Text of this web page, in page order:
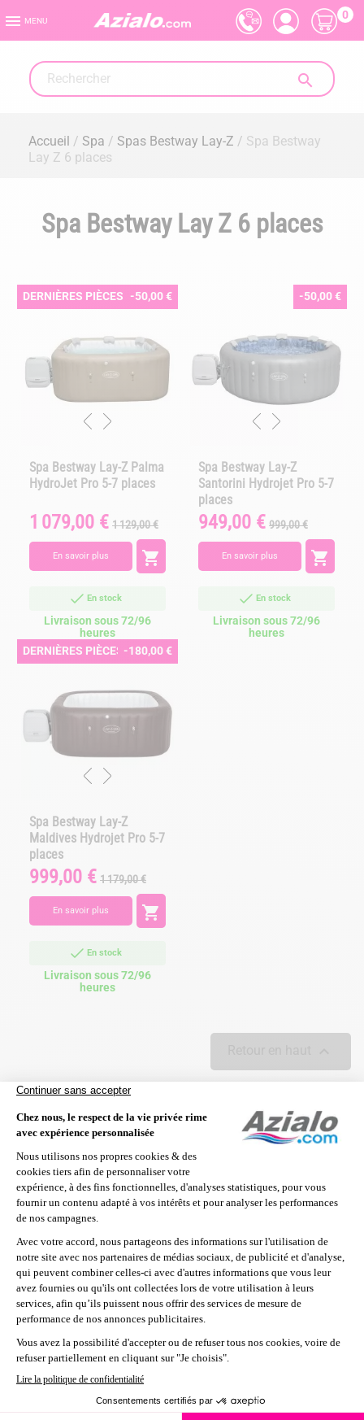
 MENU

0
Accueil Spa Spas Bestway Lay-Z
Spa Bestway
Lay Z 6 places
Spa Bestway Lay Z 6 places
DERNIÈRES PIÈCES -50,00 €
Spa Bestway Lay-Z Palma
HydroJet Pro 5-7 places
Prix
1 079,00 € Prix
1 129,00 €
En savoir plus 
En stock
Livraison sous 72/96
heures
-50,00 €
Spa Bestway Lay-Z
Santorini Hydrojet Pro 5-7
places
Prix
949,00 € Prix
base
999,00 €
En savoir plus 
En stock
Livraison sous 72/96
heures
DERNIÈRES PIÈCES -180,00 €
Spa Bestway Lay-Z
Maldives Hydrojet Pro 5-7
places
Prix
999,00 € Prix
base
1 179,00 €
En savoir plus 
En stock
Livraison sous 72/96
heures
Véritable écrin de bien-être et de relaxation, votre spa
gonflable Lay-Z spa de la marque Bestway sera rapidement
l'équipement le plus incontournable de votre maison. D'une
excellente qualité, la structure de votre spa Bestway peut
accueillir jusqu'à 6 personnes. Amis et famille seront ravis de
pouvoir partager desinstants privilégiés de relaxation
profitant du bouillonnement chaleureux ou déc
Lire plus